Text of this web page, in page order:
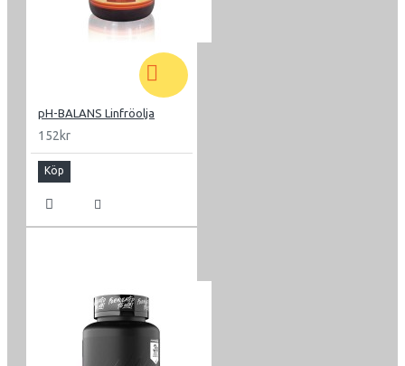
pH-BALANS Linfröolja
152kr
Köp